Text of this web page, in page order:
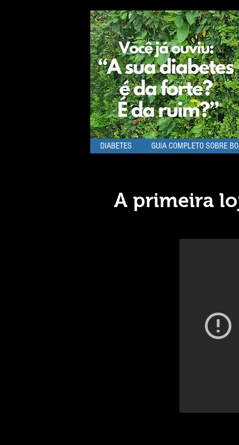
DIABETES GUIA COMPLETO SOBRE
A primeira